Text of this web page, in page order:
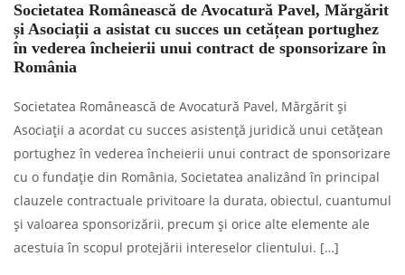
Societatea Românească de Avocatură Pavel, Mărgărit
și Asociații a asistat cu succes un cetățean portughez
în vederea încheierii unui contract de sponsorizare în
România
Societatea Românească de Avocatură Pavel, Mărgărit și
Asociații a acordat cu succes asistență juridică unui cetățean
portughez în vederea încheierii unui contract de sponsorizare
cu o fundație din România, Societatea analizând în principal
clauzele contractuale privitoare la durata, obiectul, cuantumul
și valoarea sponsorizării, precum și orice alte elemente ale
acestuia în scopul protejării intereselor clientului. […]